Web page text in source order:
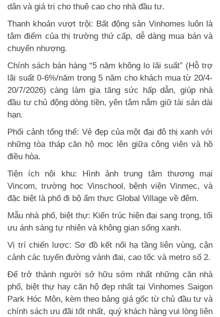
dân và giá trị cho thuê cao cho nhà đầu tư.
Thanh khoản vượt trội: Bất động sản Vinhomes luôn là
tâm điểm của thị trường thứ cấp, dễ dàng mua bán và
chuyển nhượng.
Chính sách bán hàng “5 năm không lo lãi suất” (Hỗ trợ
lãi suất 0-6%/năm trong 5 năm cho khách mua từ 20/4-
20/7/2026) càng làm gia tăng sức hấp dẫn, giúp nhà
đầu tư chủ động dòng tiền, yên tâm nắm giữ tài sản dài
hạn.
Phối cảnh tổng thể: Vẻ đẹp của một đại đô thị xanh với
những tòa tháp căn hộ mọc lên giữa công viên và hồ
điều hòa.
Tiện ích nội khu: Hình ảnh trung tâm thương mại
Vincom, trường học Vinschool, bệnh viện Vinmec, và
đặc biệt là phố đi bộ ẩm thực Global Village về đêm.
Mẫu nhà phố, biệt thự: Kiến trúc hiện đại sang trọng, tối
ưu ánh sáng tự nhiên và không gian sống xanh.
Vị trí chiến lược: Sơ đồ kết nối hạ tầng liên vùng, cận
cảnh các tuyến đường vành đai, cao tốc và metro số 2.
Để trở thành người sở hữu sớm nhất những căn nhà
phố, biệt thự hay căn hộ đẹp nhất tại Vinhomes Saigon
Park Hóc Môn, kèm theo bảng giá gốc từ chủ đầu tư và
chính sách ưu đãi tốt nhất, quý khách hàng vui lòng liên